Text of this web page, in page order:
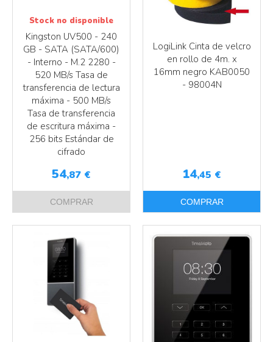
Kingston UV500 - 240
GB - SATA (SATA/600)
- Interno - M.2 2280 -
520 MB/s Tasa de
transferencia de lectura
máxima - 500 MB/s
Tasa de transferencia
de escritura máxima -
256 bits Estándar de
cifrado
54,87 €
Stock no disponible
COMPRAR
LogiLink Cinta de velcro
en rollo de 4m. x
16mm negro KAB0050
- 98004N
14,45 €
COMPRAR